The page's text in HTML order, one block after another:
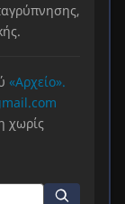
«Αρχείο».
χωρίς